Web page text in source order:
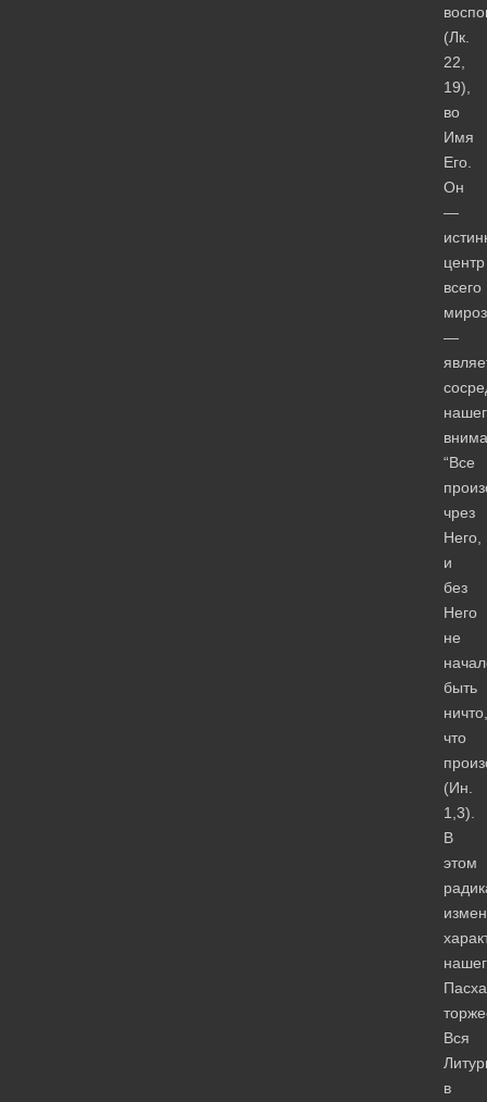
(Лк.
22,
19),
во
Имя
Его.
Он
—
центр
всего
—
“Все
чрез
Него,
и
без
Него
не
быть
ничто,
что
(Ин.
1,3).
В
этом
Вся
в